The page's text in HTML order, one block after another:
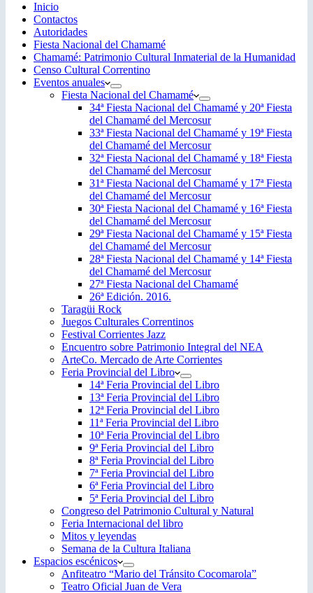
Inicio
Contactos
Autoridades
Fiesta Nacional del Chamamé
Chamamé: Patrimonio Cultural Inmaterial de la Humanidad
Censo Cultural Correntino
Eventos anuales
Fiesta Nacional del Chamamé
34ª Fiesta Nacional del Chamamé y 20ª Fiesta
del Chamamé del Mercosur
33ª Fiesta Nacional del Chamamé y 19ª Fiesta
del Chamamé del Mercosur
32ª Fiesta Nacional del Chamamé y 18ª Fiesta
del Chamamé del Mercosur
31ª Fiesta Nacional del Chamamé y 17ª Fiesta
del Chamamé del Mercosur
30ª Fiesta Nacional del Chamamé y 16ª Fiesta
del Chamamé del Mercosur
29ª Fiesta Nacional del Chamamé y 15ª Fiesta
del Chamamé del Mercosur
28ª Fiesta Nacional del Chamamé y 14ª Fiesta
del Chamamé del Mercosur
27ª Fiesta Nacional del Chamamé
26ª Edición. 2016.
Taragüi Rock
Juegos Culturales Correntinos
Festival Corrientes Jazz
Encuentro sobre Patrimonio Integral del NEA
ArteCo. Mercado de Arte Corrientes
Feria Provincial del Libro
14ª Feria Provincial del Libro
13ª Feria Provincial del Libro
12ª Feria Provincial del Libro
11ª Feria Provincial del Libro
10ª Feria Provincial del Libro
9ª Feria Provincial del Libro
8ª Feria Provincial del Libro
7ª Feria Provincial del Libro
6ª Feria Provincial del Libro
5ª Feria Provincial del Libro
Congreso del Patrimonio Cultural y Natural
Feria Internacional del libro
Mitos y leyendas
Semana de la Cultura Italiana
Espacios escénicos
Anfiteatro “Mario del Tránsito Cocomarola”
Teatro Oficial Juan de Vera